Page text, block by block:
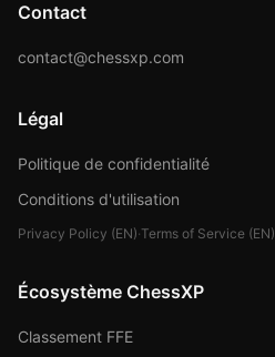
Contact
contact@chessxp.com
Légal
Politique de confidentialité
Conditions d'utilisation
Privacy Policy (EN)·Terms of Service (EN)
Écosystème ChessXP
Classement FFE